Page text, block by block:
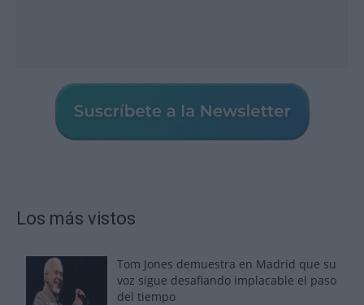
Los más vistos
Tom Jones demuestra en Madrid que su
voz sigue desafiando implacable el paso
del tiempo